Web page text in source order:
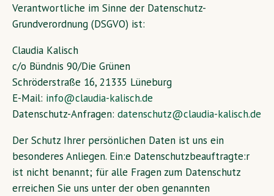
Verantwortliche im Sinne der Datenschutz-
Grundverordnung (DSGVO) ist:
Claudia Kalisch
c/o Bündnis 90/Die Grünen
Schröderstraße 16, 21335 Lüneburg
E-Mail: info@claudia-kalisch.de
Datenschutz-Anfragen: datenschutz@claudia-kalisch.de
Der Schutz Ihrer persönlichen Daten ist uns ein
besonderes Anliegen. Ein:e Datenschutzbeauftragte:r
ist nicht benannt; für alle Fragen zum Datenschutz
erreichen Sie uns unter der oben genannten